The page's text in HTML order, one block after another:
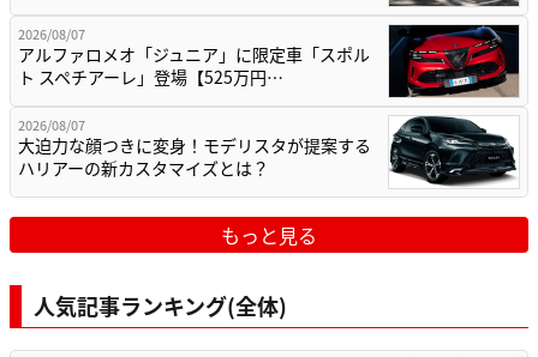
2026/08/07
アルファロメオ「ジュニア」に限定車「スポル
ト スペチアーレ」登場【525万円…
2026/08/07
大迫力な顔つきに変身！モデリスタが提案する
ハリアーの新カスタマイズとは？
もっと見る
人気記事ランキング(全体)